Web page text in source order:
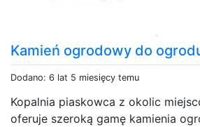
Kamień ogrodowy do
Dodano: 6 lat 5 miesięcy temu
Kopalnia piaskowca z okolic
oferuje szeroką gamę kamienia